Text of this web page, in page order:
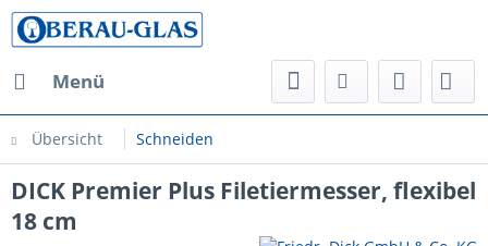
Menü
Übersicht Schneiden
DICK Premier Plus Filetiermesser, flexibel
18 cm